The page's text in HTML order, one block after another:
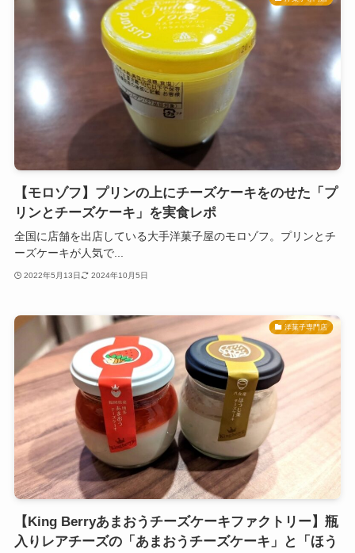
【モロゾフ】プリンの上にチーズケーキをのせた「プ
リンとチーズケーキ」を実食レポ
全国に店舗を出店している大手洋菓子屋のモロゾフ。プリンとチ
ーズケーキが人気で...
2022年5月13日 2024年10月5日
洋菓子専門店
【King Berryあまおうチーズケーキファクトリー】瓶
入りレアチーズの「あまおうチーズケーキ」と「ほう